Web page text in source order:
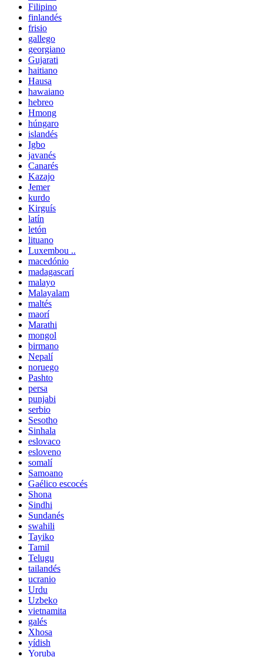
Filipino
finlandés
frisio
gallego
georgiano
Gujarati
haitiano
Hausa
hawaiano
hebreo
Hmong
húngaro
islandés
Igbo
javanés
Canarés
Kazajo
Jemer
kurdo
Kirguís
latín
letón
lituano
Luxembou ..
macedónio
madagascarí
malayo
Malayalam
maltés
maorí
Marathi
mongol
birmano
Nepalí
noruego
Pashto
persa
punjabi
serbio
Sesotho
Sinhala
eslovaco
esloveno
somalí
Samoano
Gaélico escocés
Shona
Sindhi
Sundanés
swahili
Tayiko
Tamil
Telugu
tailandés
ucranio
Urdu
Uzbeko
vietnamita
galés
Xhosa
yídish
Yoruba